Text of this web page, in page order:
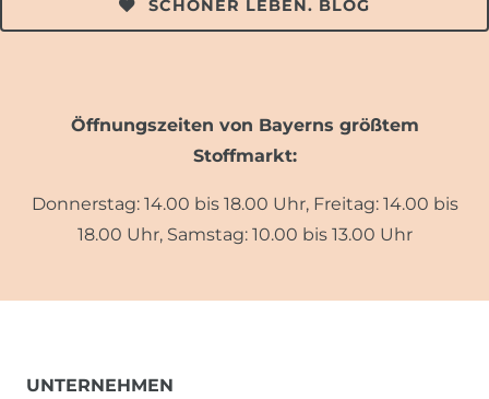
SCHÖNER LEBEN. BLOG
Öffnungszeiten von Bayerns größtem
Stoffmarkt:
Donnerstag: 14.00 bis 18.00 Uhr, Freitag: 14.00 bis
18.00 Uhr, Samstag: 10.00 bis 13.00 Uhr
UNTERNEHMEN